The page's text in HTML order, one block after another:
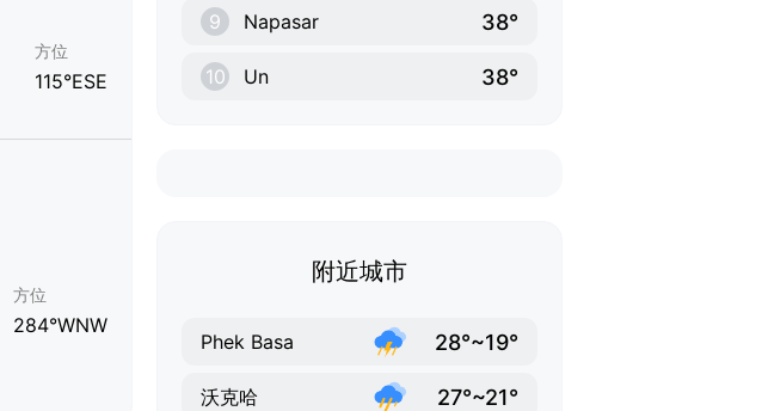
方位
115°ESE
方位
284°WNW
9 Napasar 38°
10 Un 38°
附近城市
Phek Basa 28°~19°
沃克哈 27°~21°